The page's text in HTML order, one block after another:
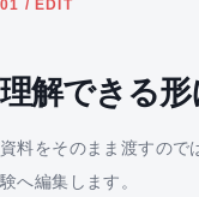
01 / EDIT
理解できる形
資料をそのまま渡すので
験へ編集します。